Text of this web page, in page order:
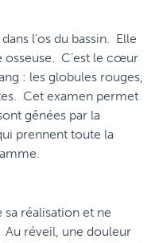
l’os du bassin. Elle
osseuse. C’est le cœur
: les globules rouges,
Cet examen permet
gênées par la
prennent toute la
réalisation et ne
Au réveil, une douleur